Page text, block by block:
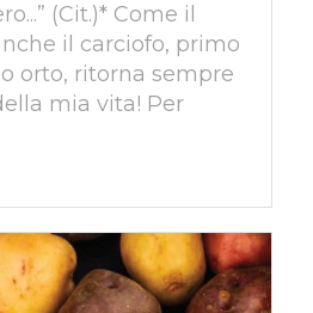
(Cit.)* Come il
il carciofo, primo
orto, ritorna sempre
mia vita! Per